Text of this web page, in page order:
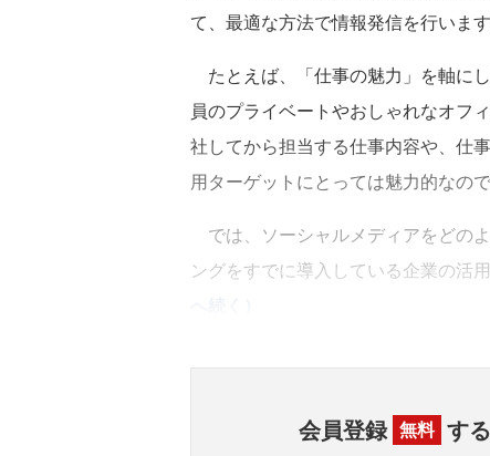
て、最適な方法で情報発信を行います
たとえば、「仕事の魅力」を軸に
員のプライベートやおしゃれなオフ
社してから担当する仕事内容や、仕
用ターゲットにとっては魅力的なので
では、ソーシャルメディアをどの
ングをすでに導入している企業の活
会員登録 無料 す